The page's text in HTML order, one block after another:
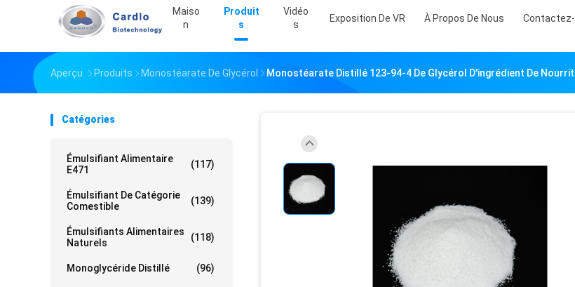
Maiso
N
Produit
S
Vidéo
S
Exposition De VR À Propos De Nous
Aperçu Produits Monostéarate De Glycérol Monostéarate Distillé 123-94-4 De Glycérol D'ingrédient De
Catégories
Émulsifiant Alimentaire
E471
(117)
Émulsifiant De Catégorie
Comestible
(139)
Émulsifiants Alimentaires
Naturels
(118)
Monoglycéride Distillé (96)